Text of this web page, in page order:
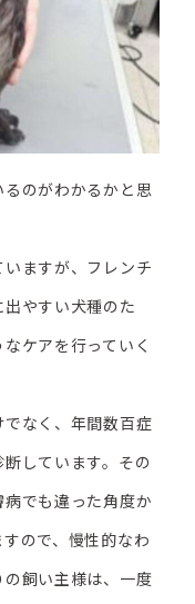
のがわかるかと思
ますが、フレンチ
やすい犬種のた
ケアを行っていく
なく、年間数百症
しています。その
でも違った角度か
ので、慢性的なわ
飼い主様は、一度